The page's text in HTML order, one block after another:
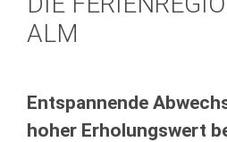
ALM
Entspannende
hoher Erholungswert